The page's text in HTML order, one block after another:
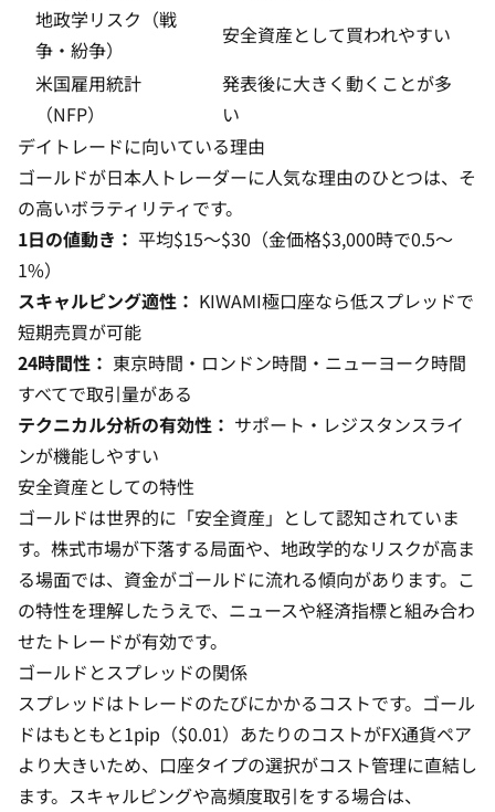
地政学リスク（戦
争・紛争）
安全資産として買われやすい
米国雇用統計
（NFP）
発表後に大きく動くことが多
い
デイトレードに向いている理由
ゴールドが日本人トレーダーに人気な理由のひとつは、そ
の高いボラティリティです。
1日の値動き： 平均$15〜$30（金価格$3,000時で0.5〜
1%）
スキャルピング適性： KIWAMI極口座なら低スプレッドで
短期売買が可能
24時間性： 東京時間・ロンドン時間・ニューヨーク時間
すべてで取引量がある
テクニカル分析の有効性： サポート・レジスタンスライ
ンが機能しやすい
安全資産としての特性
ゴールドは世界的に「安全資産」として認知されていま
す。株式市場が下落する局面や、地政学的なリスクが高ま
る場面では、資金がゴールドに流れる傾向があります。こ
の特性を理解したうえで、ニュースや経済指標と組み合わ
せたトレードが有効です。
ゴールドとスプレッドの関係
スプレッドはトレードのたびにかかるコストです。ゴール
ドはもともと1pip（$0.01）あたりのコストがFX通貨ペア
より大きいため、口座タイプの選択がコスト管理に直結し
ます。スキャルピングや高頻度取引をする場合は、